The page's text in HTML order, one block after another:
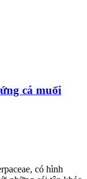
cá muối
có hình